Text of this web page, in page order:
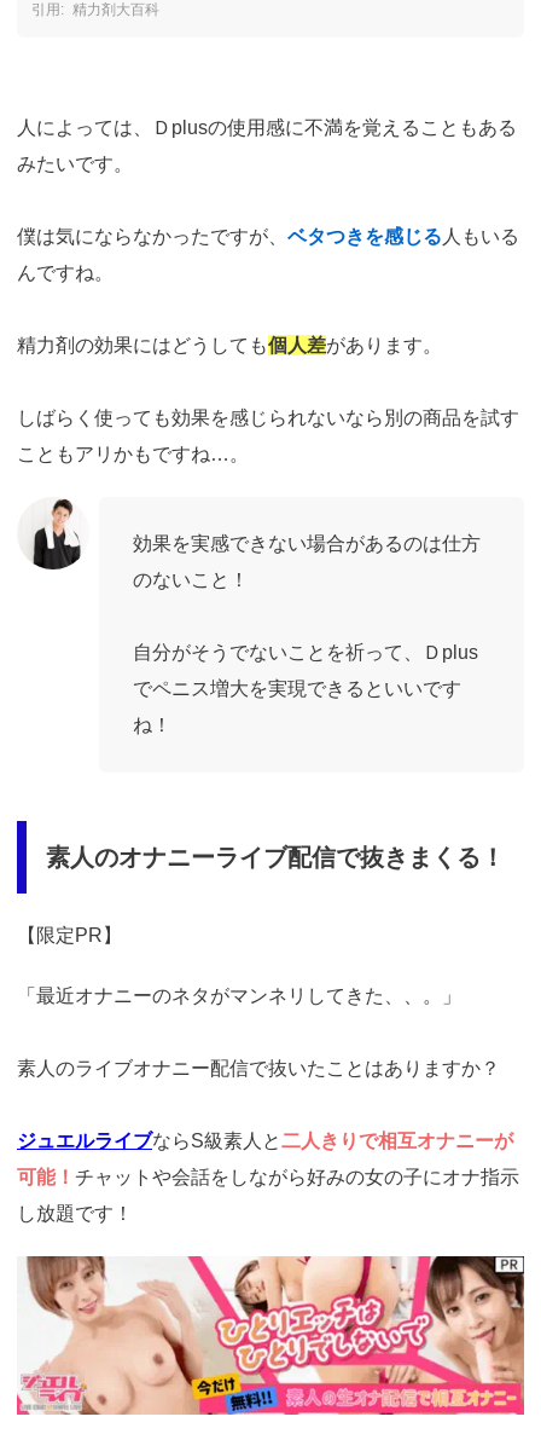
精力剤大百科
人によっては、Ｄplusの使用感に不満を覚えることもある
みたいです。
僕は気にならなかったですが、 ベタつきを感じる 人もいる
んですね。
精力剤の効果にはどうしても個人差があります。
しばらく使っても効果を感じられないなら別の商品を試す
こともアリかもですね…。
効果を実感できない場合があるのは仕方
のないこと！
自分がそうでないことを祈って、Ｄplus
でペニス増大を実現できるといいです
ね！
素人のオナニーライブ配信で抜きまくる！
【限定PR】
「最近オナニーのネタがマンネリしてきた、、。」
素人のライブオナニー配信で抜いたことはありますか？
ジュエルライブならS級素人と二人きりで相互オナニーが
可能！ チャットや会話をしながら好みの女の子にオナ指示
し放題です！
https://www.j-
live.tv/LiveChat/acs.php?
si=jwchatt&pid=MLA5661_0001&pa=lp33.php